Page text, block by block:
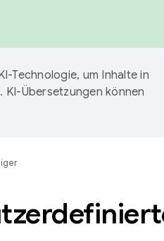
Technologie, um Inhalte in
Übersetzungen können